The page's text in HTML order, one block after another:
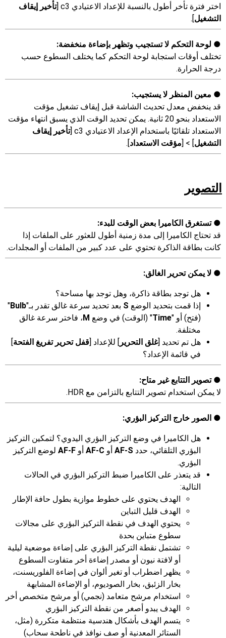
اختر فترة تأخر أطول بالنسبة للإعداد الاعتيادي c3 [
تأخير إيقاف
التشغيل].
لوحة التحكم لا تستجيب وتظهر بإضاءة منخفضة:
تختلف أوقات استجابة لوحة التحكم كما يختلف السطوع حسب
درجة الحرارة.
معين المنظر لا يستجيب:
قد ينخفض معدل تحديث الشاشة قبل إيقاف تشغيل مؤقت
الاستعداد بنحو 20 ثانية. يمكن تحديد الوقت الذي يسبق انتهاء مؤقت
الاستعداد تلقائيًا باستخدام الإعداد الاعتيادي c3 [
تأخير إيقاف
التشغيل] > [مؤقت الاستعداد].
التصوير
تستغرق الكاميرا بعض الوقت للبدء:
قد تحتاج الكاميرا إلى مدة زمنية أطول للعثور على الملفات إذا
كانت بطاقة الذاكرة تحتوي على عدد كبير من الملفات أو المجلدات.
لا يمكن تحرير الغالق:
هل توجد بطاقة ذاكرة، وهل توجد بها مساحة؟
إذا قمت بتحديد الوضع S بعد تحديد سرعة غالق تقدر بـ"Bulb
"
(فتح) أو "Time" (الوقت) في وضع M، فاختر سرعة غالق
مختلفة.
هل تم تحديد [غلق التحرير ] للإعداد [قفل تحرير تفريغ الفتحة]
في قائمة الإعداد؟
تصوير التتابع غير متاح:
لا يمكن استخدام تصوير التتابع بالتزامن مع HDR.
الصور خارج التركيز البؤري:
هل الكاميرا في وضع التركيز البؤري اليدوي؟ لتمكين التركيز
البؤري التلقائي، حدد AF-S أو AF-C أو AF-F لوضع التركيز
البؤري.
قد يتعذر على الكاميرا ضبط التركيز البؤري في الحالات
التالية:
الهدف يحتوي على خطوط موازية بطول حافة الإطار
الهدف قليل التباين
يحتوي الهدف في نقطة التركيز البؤري على مجالات
سطوع متباين بحدة
تشتمل نقطة التركيز البؤري على إضاءة موضعية ليلية
أو لافتة نيون أو مصدر إضاءة أخر متفاوت السطوع
يظهر اضطراب أو تغير ألوان في إضاءة الفلوريسنت،
بخار الزئبق، بخار الصوديوم، أو الإضاءة المشابهة
استخدام مرشح متعامد (نجمي) أو مرشح متخصص أخر
الهدف يبدو أصغر من نقطة التركيز البؤري
يتسم الهدف بأشكال هندسية منتظمة متكررة (مثل،
الستائر المعدنية أو صف نوافذ في ناطحة سحاب)